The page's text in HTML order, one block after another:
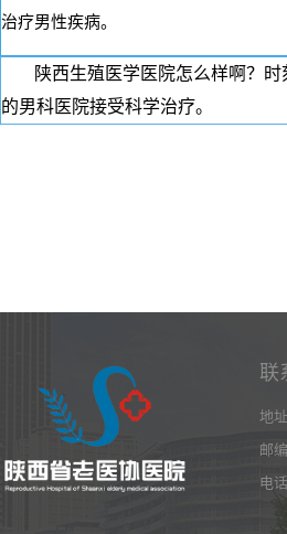
治疗男性疾病。
陕西生殖医学医院怎么样啊？
的男科医院接受科学治疗。
联
地
邮
电